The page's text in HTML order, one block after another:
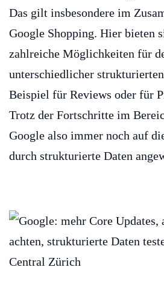
Das gilt insbesondere im
Google Shopping. Hier bieten
zahlreiche Möglichkeiten für
unterschiedlicher
Beispiel für Reviews oder für
Trotz der Fortschritte im
Google also immer noch auf
durch strukturierte Daten